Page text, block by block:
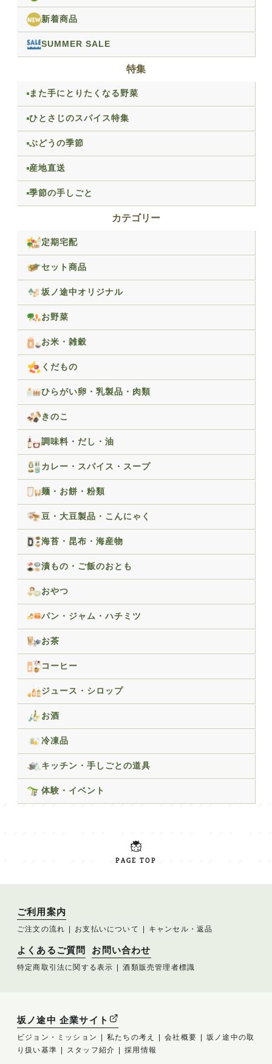
新着商品
SUMMER SALE
特集
また手にとりたくなる野菜
ひとさじのスパイス特集
ぶどうの季節
産地直送
季節の手しごと
カテゴリー
定期宅配
セット商品
坂ノ途中オリジナル
お野菜
お米・雑穀
くだもの
ひらがい卵・乳製品・肉類
きのこ
調味料・だし・油
カレー・スパイス・スープ
麺・お餅・粉類
豆・大豆製品・こんにゃく
海苔・昆布・海産物
漬もの・ご飯のおとも
おやつ
パン・ジャム・ハチミツ
お茶
コーヒー
ジュース・シロップ
お酒
冷凍品
キッチン・手しごとの道具
体験・イベント
PAGE TOP
ご利用案内
ご注文の流れ お支払いについて キャンセル・返品
よくあるご質問 お問い合わせ
特定商取引法に関する表示 酒類販売管理者標識
坂ノ途中 企業サイト
ビジョン・ミッション 私たちの考え 会社概要
坂ノ途中の取
り扱い基準
スタッフ紹介 採用情報